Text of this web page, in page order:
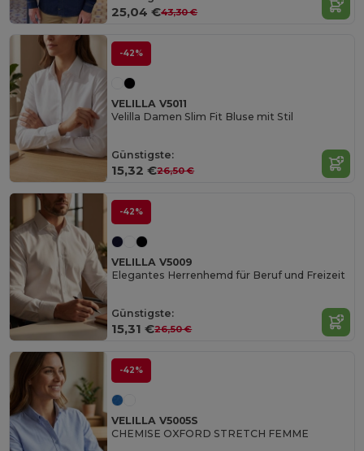
25,04 €43,30 €
-42%
VELILLA V5011
Velilla Damen Slim Fit Bluse mit Stil
Günstigste:
15,32 €26,50 €
-42%
VELILLA V5009
Elegantes Herrenhemd für Beruf und Freizeit
Günstigste:
15,31 €26,50 €
-42%
VELILLA V5005S
CHEMISE OXFORD STRETCH FEMME